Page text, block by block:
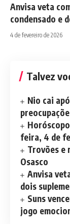
Anvisa veta
condensado e
4 de fevereiro de 2026
Talvez
Nio cai
feira, 4 de
Trovões e
Osasco
Anvisa
dois
Suns
jogo